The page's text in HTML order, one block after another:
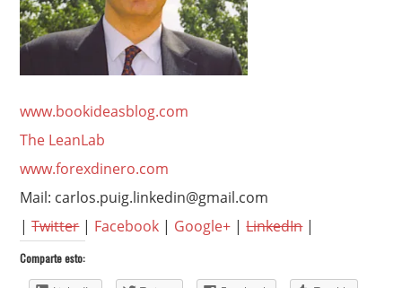
www.bookideasblog.com
The LeanLab
www.forexdinero.com
Mail: carlos.puig.linkedin@gmail.com
|Twitter| Facebook | Google+ |LinkedIn|
Comparte esto: